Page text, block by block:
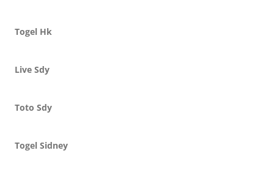
Togel Hk
Live Sdy
Toto Sdy
Togel Sidney